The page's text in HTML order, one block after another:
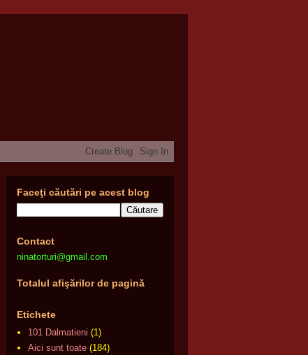
Faceţi căutări pe acest blog
Contact
ninatorturi@gmail.com
Totalul afişărilor de pagină
Etichete
101 Dalmatieni (1)
Aici sunt toate (184)